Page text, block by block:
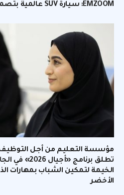
EMZOOM: سيارة SUV عالمية بتصميم مميز وأداء استثنائي
تطلق برنامج
الخيمة لتمكين الشباب بمهارات
الأخضر